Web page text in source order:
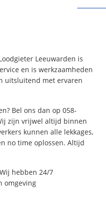
Leeuwarden is
en is werkzaamheden
uitsluitend met ervaren
Bel ons dan op 058-
zijn vrijwel altijd binnen
kunnen alle lekkages,
no time oplossen. Altijd
hebben 24/7
omgeving